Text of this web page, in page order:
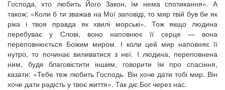
Господа, хто любить Його Закон, їм нема спотикання». А
також: «Коли б ти зважав на Мої заповіді, то мир твій був би як
ріка і твоя правда як хвилі морські». Тож якщо людина
перебуває у Слові, воно наповнює її серце — вона
переповнюється Божим миром. І коли цей мир наповняє її
нутро, то починає виливатися з неї. І людина, переповнена
ним, буде благовістити іншим, говорити їм про спасіння,
казати: «Тебе теж любить Господь. Він хоче дати тобі мир. Він
хоче дати радість у твоє життя». Так діє Бог через нас.